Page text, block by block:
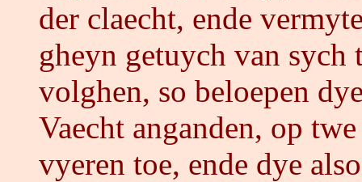
der claecht, ende
gheyn getuych van sych
volghen, so beloepen
Vaecht anganden, op
vyeren toe, ende dye